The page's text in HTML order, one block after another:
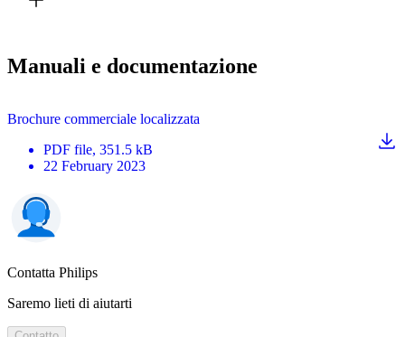
Manuali e documentazione
Brochure commerciale localizzata
PDF file, 351.5 kB
22 February 2023
Contatta Philips
Saremo lieti di aiutarti